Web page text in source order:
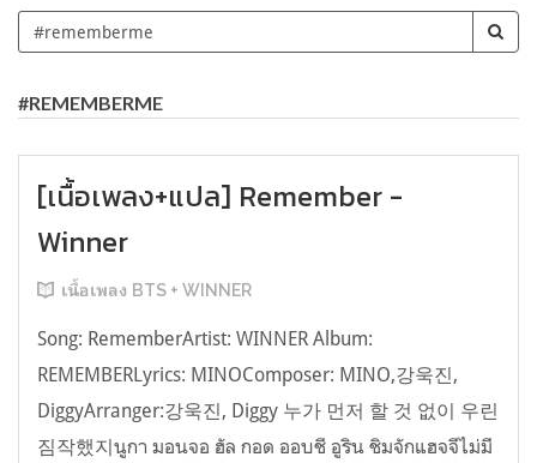
#REMEMBERME
[เนื้อเพลง+แปล] Remember -
Winner
เนื้อเพลง BTS + WINNER
Song: RememberArtist: WINNER Album:
REMEMBERLyrics: MINOComposer: MINO,강욱진,
DiggyArranger:강욱진, Diggy 누가 먼저 할 것 없이 우린
짐작했지นูกา มอนจอ ฮัล กอด ออบชี อูริน ชิมจักแฮจจีไม่มี